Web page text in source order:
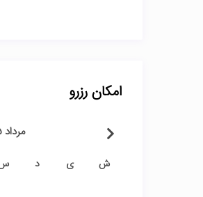
امکان رزرو
مرداد 1405
ش ی د